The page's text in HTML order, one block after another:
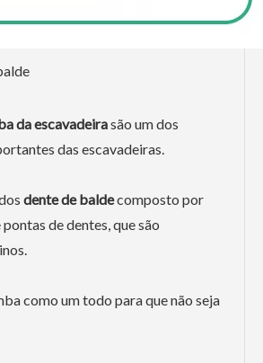
da escavadeirasão um dos
das escavadeiras.
dente de baldecomposto por
de dentes, que são
como um todo para que não seja